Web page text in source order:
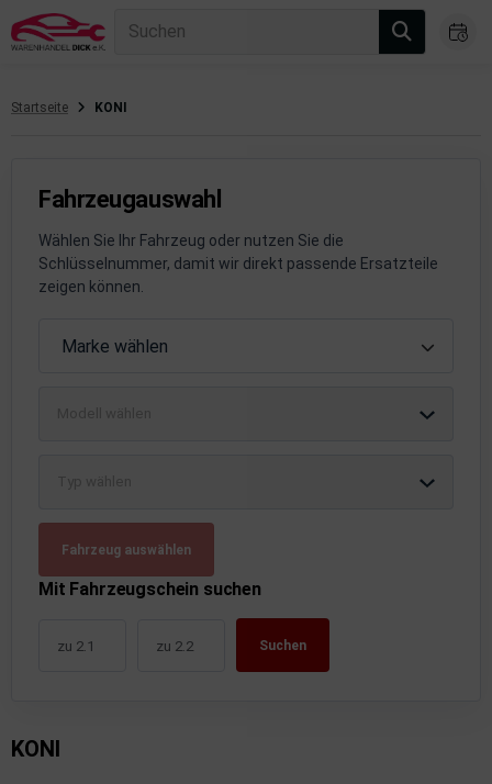
Suchen
Startseite KONI
Fahrzeugauswahl
Wählen Sie Ihr Fahrzeug oder nutzen Sie die
Schlüsselnummer, damit wir direkt passende Ersatzteile
zeigen können.
Marke wählen
Fahrzeug auswählen
Mit Fahrzeugschein suchen
Suchen
KONI
Anbauteile
Dämpfung
Lüftung